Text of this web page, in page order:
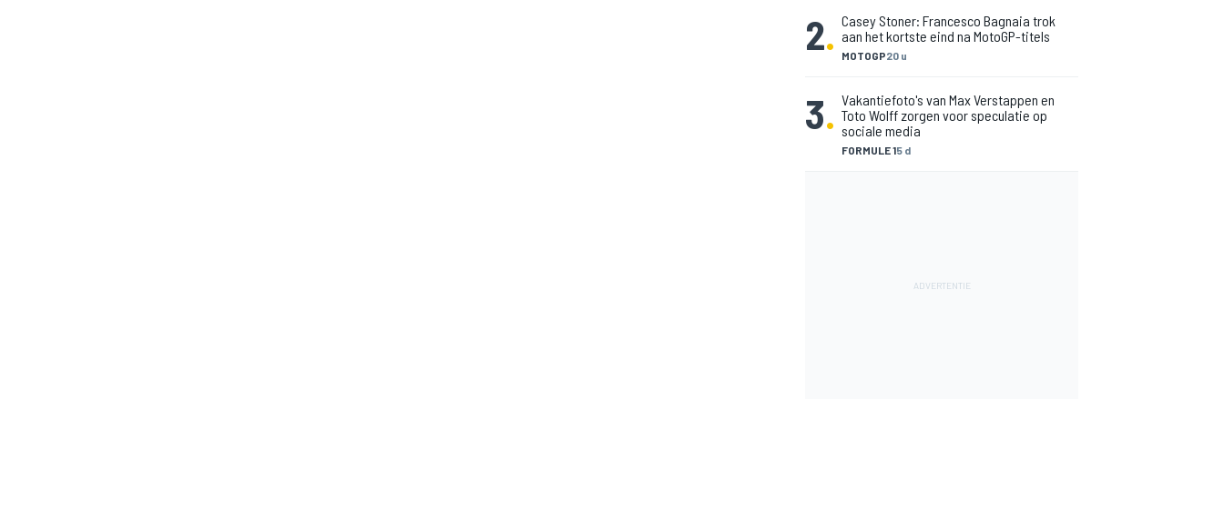
2. MOTOGP20 u
Casey Stoner: Francesco Bagnaia trok
aan het kortste eind na MotoGP-titels
3.
FORMULE 15 d
Vakantiefoto's van Max Verstappen en
Toto Wolff zorgen voor speculatie op
sociale media